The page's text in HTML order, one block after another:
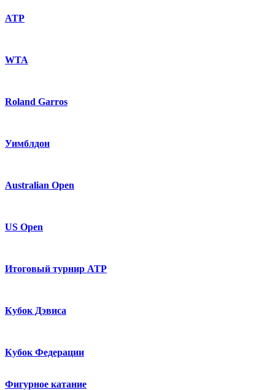
ATP
WTA
Roland Garros
Уимблдон
Australian Open
US Open
Итоговый турнир ATP
Кубок Дэвиса
Кубок Федерации
Фигурное катание